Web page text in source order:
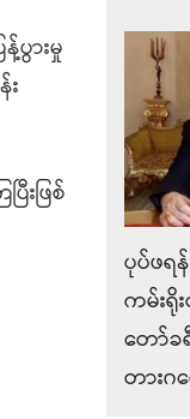
ားမှု
းဖြစ်
ပုပ်ဖရ
ကမ်းရို
တော်ခ
တား